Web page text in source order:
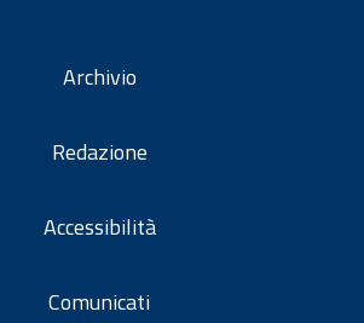
Archivio
Redazione
Accessibilità
Comunicati